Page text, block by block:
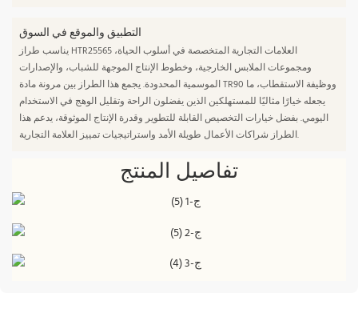
التطبيق والموقع في السوق
يناسب طراز HTR25565 العلامات التجارية المتخصصة في أسلوب الحياة،
ومجموعات الملابس الخارجية، وخطوط الإنتاج الموجهة للشباب، والإصدارات
الموسمية المحدودة. يجمع هذا الطراز بين مرونة مادة TR90 ووظيفة الاستقطاب، ما
يجعله خيارًا مثاليًا للمستهلكين الذين يفضلون الراحة وتقليل الوهج في الاستخدام
اليومي. بفضل خيارات التخصيص القابلة للتطوير وقدرة الإنتاج الموثوقة، يدعم هذا
الطراز شراكات الأعمال طويلة الأمد واستراتيجيات تمييز العلامة التجارية.
تفاصيل المنتج